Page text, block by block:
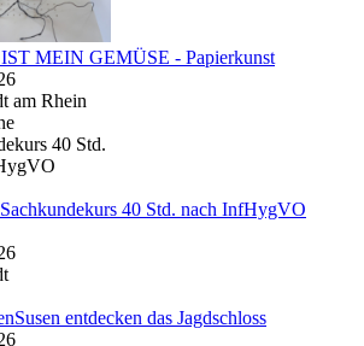
MEIN GEMÜSE - Papierkunst
am Rhein
40 Std. nach InfHygVO
entdecken das Jagdschloss